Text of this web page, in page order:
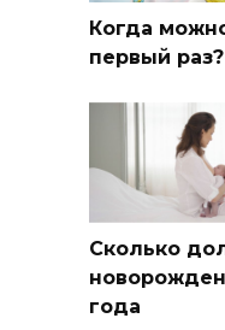
Когда
первый раз?
Сколько
года